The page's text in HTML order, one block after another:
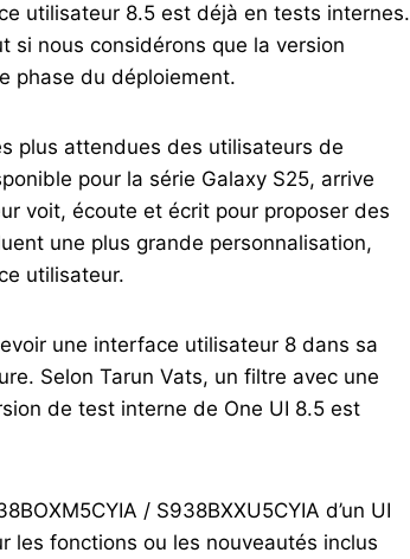
utilisateur 8.5 est déjà en tests internes.
si nous considérons que la version
phase du déploiement.
plus attendues des utilisateurs de
pour la série Galaxy S25, arrive
voit, écoute et écrit pour proposer des
une plus grande personnalisation,
utilisateur.
une interface utilisateur 8 dans sa
Selon Tarun Vats, un filtre avec une
de test interne de One UI 8.5 est
/ S938BXXU5CYIA d’un UI
les fonctions ou les nouveautés inclus